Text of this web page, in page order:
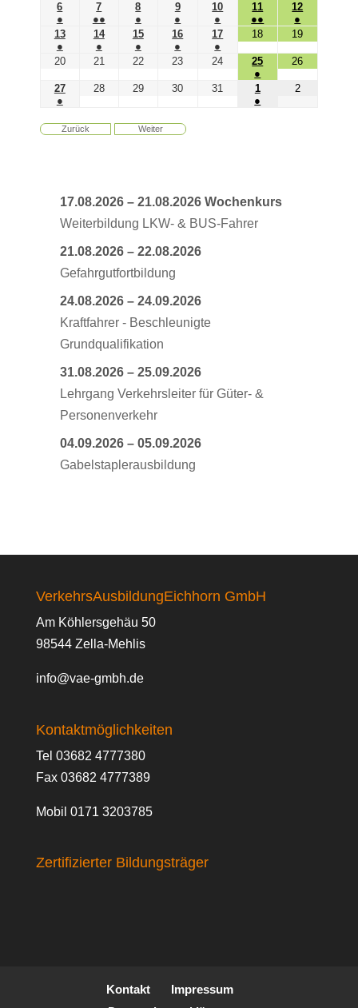
6
●
7
●●
8
●
9
●
10
●
11
●●
12
●
13
●
14
●
15
●
16
●
17
●
18 19
20 21 22 23 24
25
●
26
27
●
28 29 30 31
1
●
2
Zurück Weiter
17.08.2026 – 21.08.2026Wochenkurs
Weiterbildung LKW- & BUS-Fahrer
21.08.2026 – 22.08.2026
Gefahrgutfortbildung
24.08.2026 – 24.09.2026
Kraftfahrer - Beschleunigte
Grundqualifikation
31.08.2026 – 25.09.2026
Lehrgang Verkehrsleiter für Güter- &
Personenverkehr
04.09.2026 – 05.09.2026
Gabelstaplerausbildung
VerkehrsAusbildungEichhorn GmbH
Am Köhlersgehäu 50
98544 Zella-Mehlis
info@vae-gmbh.de
Kontaktmöglichkeiten
Tel 03682 4777380
Fax 03682 4777389
Mobil 0171 3203785
Zertifizierter Bildungsträger
Kontakt
Impressum